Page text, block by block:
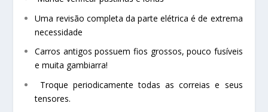
Uma revisão completa da parte elétrica é de extrema
necessidade
Carros antigos possuem fios grossos, pouco fusíveis
e muita gambiarra!
Troque periodicamente todas as correias e seus
tensores.